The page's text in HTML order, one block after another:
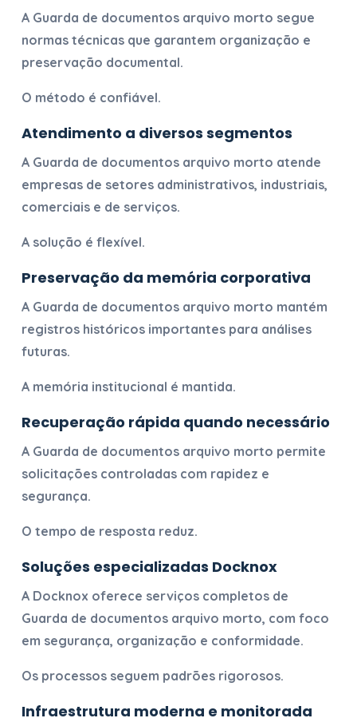
A Guarda de documentos arquivo morto segue
normas técnicas que garantem organização e
preservação documental.
O método é confiável.
Atendimento a diversos segmentos
A Guarda de documentos arquivo morto atende
empresas de setores administrativos, industriais,
comerciais e de serviços.
A solução é flexível.
Preservação da memória corporativa
A Guarda de documentos arquivo morto mantém
registros históricos importantes para análises
futuras.
A memória institucional é mantida.
Recuperação rápida quando necessário
A Guarda de documentos arquivo morto permite
solicitações controladas com rapidez e
segurança.
O tempo de resposta reduz.
Soluções especializadas Docknox
A Docknox oferece serviços completos de
Guarda de documentos arquivo morto, com foco
em segurança, organização e conformidade.
Os processos seguem padrões rigorosos.
Infraestrutura moderna e monitorada